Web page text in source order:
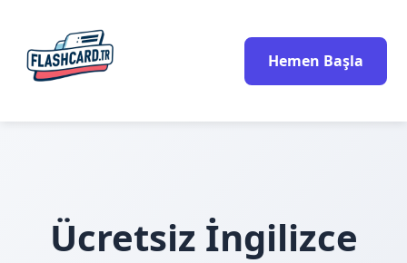
Hemen Başla
Ücretsiz İngilizce